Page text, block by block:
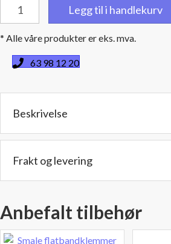
chrome
innv.diam.
Lengde:
213
antall
Legg til i handlekurv
* Alle våre produkter er eks. mva.
63 98 12 20
Beskrivelse
Frakt og levering
Anbefalt tilbehør